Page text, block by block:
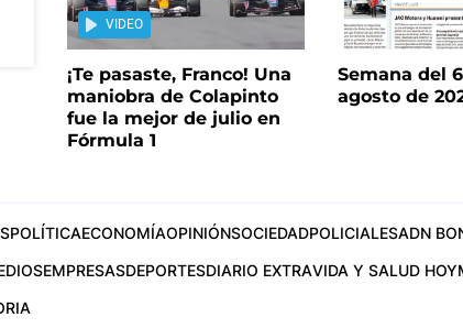
VIDEO
¡Te pasaste, Franco! Una
maniobra de Colapinto
fue la mejor de julio en
Fórmula 1
Semana del
agosto de
POLÍTICAECONOMÍAOPINIÓNSOCIEDADPOLICIALESADN
EMPRESASDEPORTESDIARIO EXTRAVIDA Y SALUD HOY